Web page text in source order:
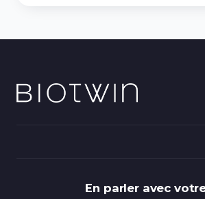
En parler avec